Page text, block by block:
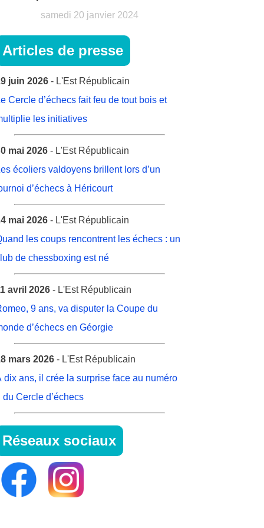
samedi 20 janvier 2024
Articles de presse
juin 2026- L'Est Républicain
Cercle d’échecs fait feu de tout bois et
les initiatives
mai 2026- L'Est Républicain
écoliers valdoyens brillent lors d’un
d’échecs à Héricourt
mai 2026- L'Est Républicain
les coups rencontrent les échecs : un
de chessboxing est né
avril 2026- L'Est Républicain
9 ans, va disputer la Coupe du
d’échecs en Géorgie
mars 2026- L'Est Républicain
dix ans, il crée la surprise face au numéro
du Cercle d’échecs
Réseaux sociaux